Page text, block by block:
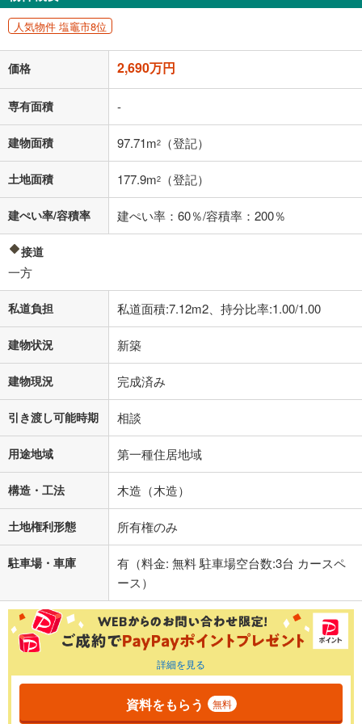
る値は、実際の金融機関等における貸出金利とは何ら関係がなく、実際
の金融機関等における貸出金利を何ら保証するものではありません。返
済方法「元利均等返済」にて算出しております。入力された金利を35年
借り入れの際は各金融機関等に、必ずご自身でご確認をお願いいたしま
す。
条件によってお借り入れができないことがあります。
不動産会社に購入相談をする 無料
人気物件 塩竈市8位
価格 2,690万円
専有面積 -
建物面積 97.71m2 （登記）
土地面積 177.9m2 （登記）
建ぺい率/容積率 建ぺい率：60％/容積率：200％
接道
一方
私道負担 私道面積:7.12m2、持分比率:1.00/1.00
建物状況 新築
建物現況 完成済み
引き渡し可能時期 相談
用途地域 第一種住居地域
構造・工法 木造（木造）
土地権利形態 所有権のみ
駐車場・車庫
有（料金: 無料 駐車場空台数:3台 カースペ
ース）
詳細を見る
資料をもらう 無料